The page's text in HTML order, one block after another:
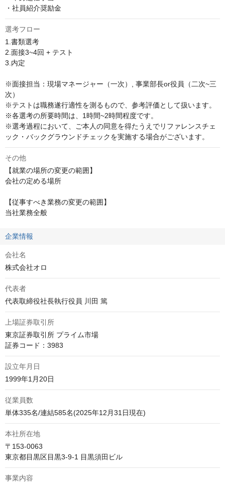
・社員紹介奨励金
選考フロー
1.書類選考
2.面接3~4回 + テスト
3.内定
※面接担当：現場マネージャー（一次）, 事業部長or役員（二次~三
次）
※テストは職務遂行適性を測るもので、参考評価として扱います。
※各選考の所要時間は、1時間~2時間程度です。
※選考過程において、ご本人の同意を得たうえでリファレンスチェ
ック・バックグラウンドチェックを実施する場合がございます。
その他
【就業の場所の変更の範囲】
会社の定める場所
【従事すべき業務の変更の範囲】
当社業務全般
企業情報
会社名
株式会社オロ
代表者
代表取締役社長執行役員 川田 篤
上場証券取引所
東京証券取引所 プライム市場
証券コード：3983
設立年月日
1999年1月20日
従業員数
単体335名/連結585名(2025年12月31日現在)
本社所在地
〒153-0063
東京都目黒区目黒3-9-1 目黒須田ビル
事業内容